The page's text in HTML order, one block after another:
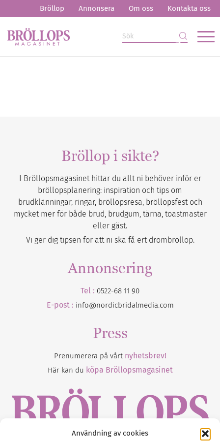
Användning av cookies
Bröllop Annonsera Om oss Kontakta oss
Bröllop i sikte?
I Bröllopsmagasinet hittar du allt ni behöver inför er
bröllopsplanering: inspiration och tips om
brudklänningar, ringar, bröllopsresa, bröllopsfest och
mycket mer för både brud, brudgum, tärna, toastmaster
eller gäst.
Vi ger dig tipsen för att ni ska få ert drömbröllop.
Annonsering
Tel : 0522-68 11 90
E-post : info@nordicbridalmedia.com
Press
Prenumerera på vårt nyhetsbrev!
Här kan du köpa Bröllopsmagasinet